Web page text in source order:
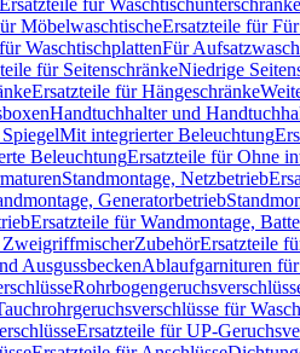
Ersatzteile für Waschtischunterschränke
MöbelwaschtischeErsatzteile für
WaschtischplattenFür
für SeitenschränkeNiedrige
Ersatzteile für Hängeschränke
Handtuchhalter und
Mit integrierter Beleuchtung
BeleuchtungErsatzteile für Ohne
Standmontage, Netzbetrieb
Generatorbetrieb
Ersatzteile für Wandmontage,
ZweigriffmischerZubehörErsatzteile
AusgussbeckenAblaufgarnituren
für
Ersatzteile für UP-